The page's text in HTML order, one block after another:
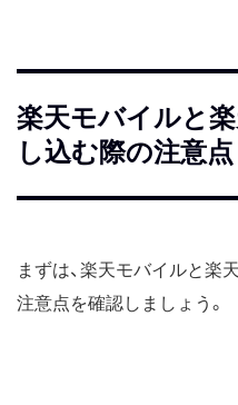
楽天モバイルと
し込む際の注意点
まずは、楽天モバイルと楽
注意点を確認しましょう。